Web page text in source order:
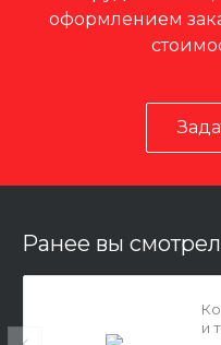
оформлением
Ранее вы
и